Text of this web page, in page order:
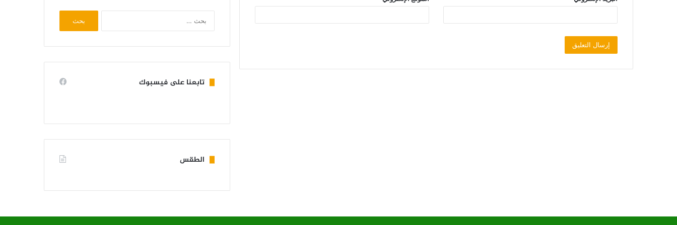
تابعنا على فيسبوك
الطقس